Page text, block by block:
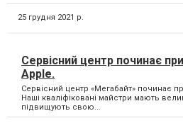
25 грудня 2021 р.
Сервісний центр починає
Apple.
Сервісний центр «Мегабайт» починає
Наші кваліфіковані майстри мають
підвищують свою...